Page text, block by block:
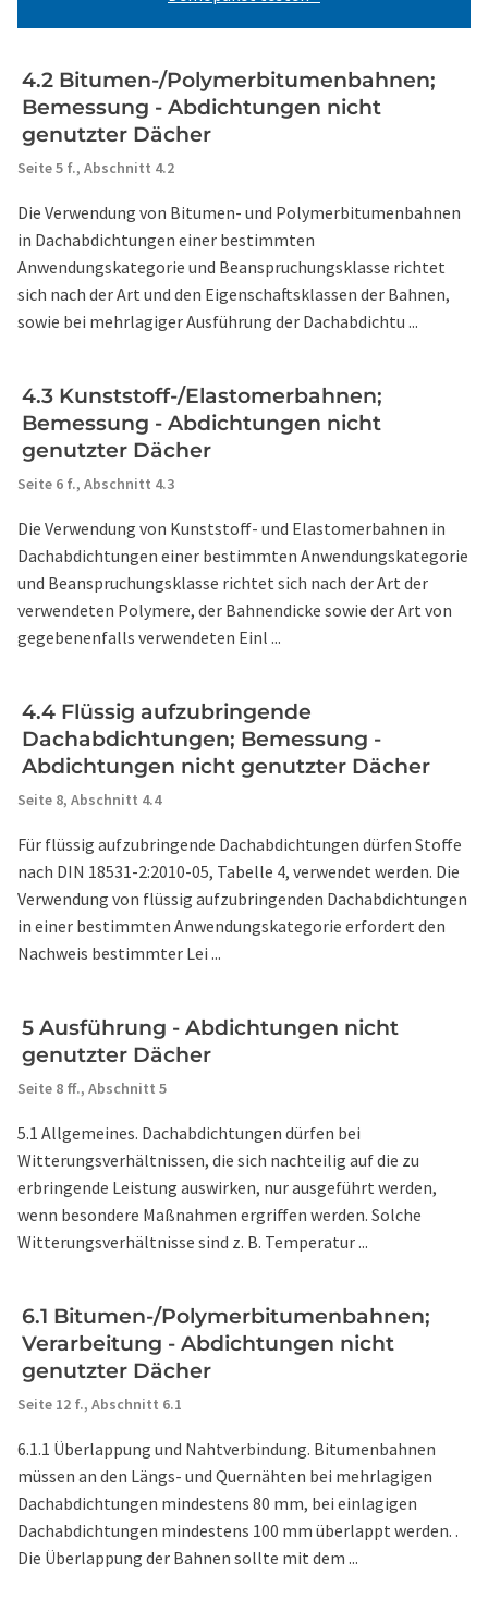
4.2 Bitumen-/Polymerbitumenbahnen;
Bemessung - Abdichtungen nicht
genutzter Dächer
Seite 5 f., Abschnitt 4.2
Die Verwendung von Bitumen- und Polymerbitumenbahnen
in Dachabdichtungen einer bestimmten
Anwendungskategorie und Beanspruchungsklasse richtet
sich nach der Art und den Eigenschaftsklassen der Bahnen,
sowie bei mehrlagiger Ausführung der Dachabdichtu ...
4.3 Kunststoff-/Elastomerbahnen;
Bemessung - Abdichtungen nicht
genutzter Dächer
Seite 6 f., Abschnitt 4.3
Die Verwendung von Kunststoff- und Elastomerbahnen in
Dachabdichtungen einer bestimmten Anwendungskategorie
und Beanspruchungsklasse richtet sich nach der Art der
verwendeten Polymere, der Bahnendicke sowie der Art von
gegebenenfalls verwendeten Einl ...
4.4 Flüssig aufzubringende
Dachabdichtungen; Bemessung -
Abdichtungen nicht genutzter Dächer
Seite 8, Abschnitt 4.4
Für flüssig aufzubringende Dachabdichtungen dürfen Stoffe
nach DIN 18531-2:2010-05, Tabelle 4, verwendet werden. Die
Verwendung von flüssig aufzubringenden Dachabdichtungen
in einer bestimmten Anwendungskategorie erfordert den
Nachweis bestimmter Lei ...
5 Ausführung - Abdichtungen nicht
genutzter Dächer
Seite 8 ff., Abschnitt 5
5.1 Allgemeines. Dachabdichtungen dürfen bei
Witterungsverhältnissen, die sich nachteilig auf die zu
erbringende Leistung auswirken, nur ausgeführt werden,
wenn besondere Maßnahmen ergriffen werden. Solche
Witterungsverhältnisse sind z. B. Temperatur ...
6.1 Bitumen-/Polymerbitumenbahnen;
Verarbeitung - Abdichtungen nicht
genutzter Dächer
Seite 12 f., Abschnitt 6.1
6.1.1 Überlappung und Nahtverbindung. Bitumenbahnen
müssen an den Längs- und Quernähten bei mehrlagigen
Dachabdichtungen mindestens 80 mm, bei einlagigen
Dachabdichtungen mindestens 100 mm überlappt werden. .
Die Überlappung der Bahnen sollte mit dem ...